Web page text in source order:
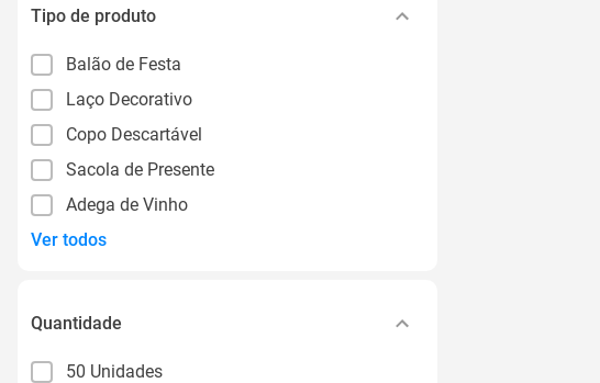
Tipo de produto
Balão de Festa
Laço Decorativo
Copo Descartável
Sacola de Presente
Adega de Vinho
Ver todos
Quantidade
50 Unidades